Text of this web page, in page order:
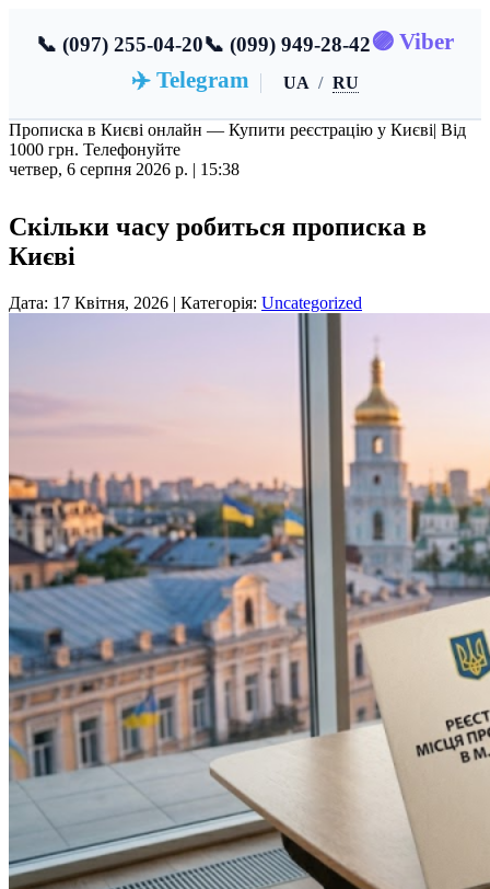
📞 (097) 255-04-20📞 (099) 949-28-42🟣 Viber
✈️ Telegram
UA / RU
Прописка в Києві онлайн — Купити реєстрацію у Києві| Від
1000 грн. Телефонуйте
четвер, 6 серпня 2026 р. | 15:38
Скільки часу робиться прописка в
Києві
Дата: 17 Квітня, 2026 | Категорія: Uncategorized